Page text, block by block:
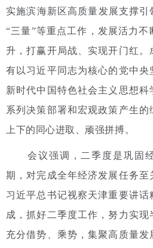
实施滨海新区高质量发展支撑引
“三量”等重点工作，发展活力
升，打赢开局战、实现开门红
有以习近平同志为核心的党中
新时代中国特色社会主义思想
系列决策部署和宏观政策产生
上下的同心进取、顽强拼搏。
会议强调，二季度是巩固
期，对完成全年经济发展任务至
习近平总书记视察天津重要讲
成，抓好二季度工作，努力实
充分借势、乘势，集聚高质量